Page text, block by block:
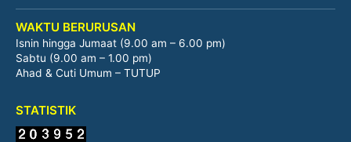
WAKTU BERURUSAN
Isnin hingga Jumaat (9.00 am – 6.00 pm)
Sabtu (9.00 am – 1.00 pm)
Ahad & Cuti Umum – TUTUP
STATISTIK